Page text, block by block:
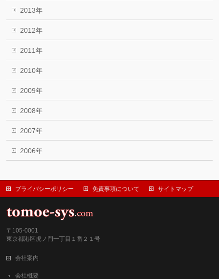
2013年
2012年
2011年
2010年
2009年
2008年
2007年
2006年
プライバシーポリシー 免責事項について サイトマップ
〒105-0001
東京都港区虎ノ門一丁目１番２１号
会社案内
会社概要